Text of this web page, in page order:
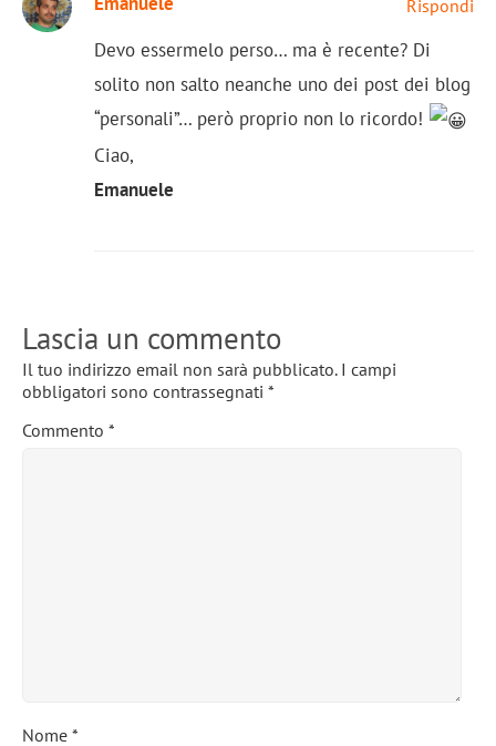
Rispondi
Devo essermelo perso… ma è recente? Di
solito non salto neanche uno dei post dei blog
“personali”… però proprio non lo ricordo!
Ciao,
Emanuele
Lascia un commento
Il tuo indirizzo email non sarà pubblicato. I campi
obbligatori sono contrassegnati *
Commento *
Nome *